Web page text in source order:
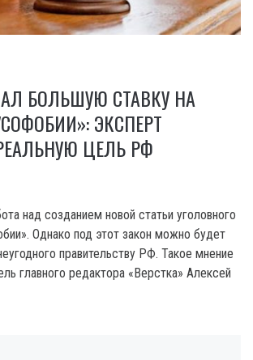
БОЛЬШУЮ СТАВКУ НА
ЭКСПЕРТ
ЦЕЛЬ РФ
над созданием новой статьи уголовного
Однако под этот закон можно будет
правительству РФ. Такое мнение
главного редактора «Верстка» Алексей